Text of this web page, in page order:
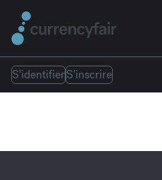
S'identifierS'inscrire